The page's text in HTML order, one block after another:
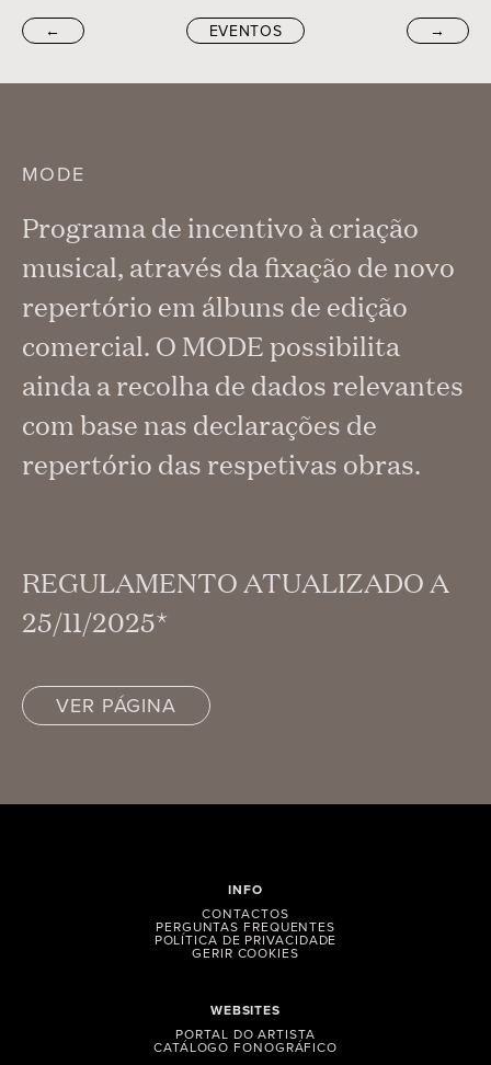
← EVENTOS →
MODE
Programa de incentivo à criação
musical, através da fixação de novo
repertório em álbuns de edição
comercial. O MODE possibilita
ainda a recolha de dados relevantes
com base nas declarações de
repertório das respetivas obras.
REGULAMENTO ATUALIZADO A
25/11/2025*
VER PÁGINA
WEBSITES
PORTAL DO ARTISTA
CATÁLOGO FONOGRÁFICO
INFO
CONTACTOS
PERGUNTAS FREQUENTES
POLÍTICA DE PRIVACIDADE
GERIR COOKIES